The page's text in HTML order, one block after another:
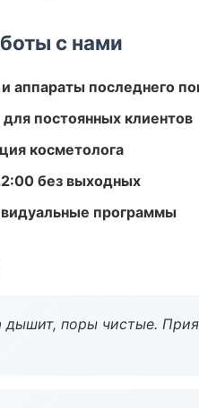
с нами
аппараты последнего
постоянных клиентов
косметолога
без выходных
программы
поры чистые.